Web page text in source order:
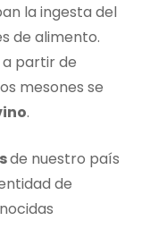
la ingesta del
de alimento.
a partir de
mesones se
.
de nuestro país
de